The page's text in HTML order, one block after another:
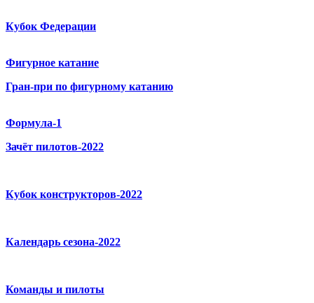
Кубок Федерации
Фигурное катание
Гран-при по фигурному катанию
Формула-1
Зачёт пилотов-2022
Кубок конструкторов-2022
Календарь сезона-2022
Команды и пилоты